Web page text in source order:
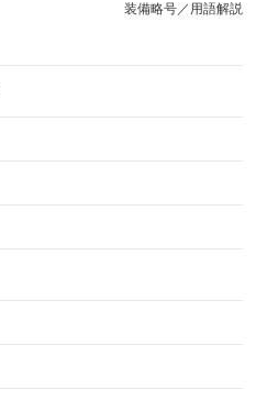
装備略号／用語解説